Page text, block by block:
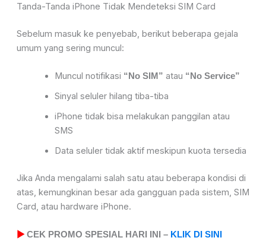
Tanda-Tanda iPhone Tidak Mendeteksi SIM Card
Sebelum masuk ke penyebab, berikut beberapa gejala
umum yang sering muncul:
Muncul notifikasi “No SIM” atau “No Service”
Sinyal seluler hilang tiba-tiba
iPhone tidak bisa melakukan panggilan atau
SMS
Data seluler tidak aktif meskipun kuota tersedia
Jika Anda mengalami salah satu atau beberapa kondisi di
atas, kemungkinan besar ada gangguan pada sistem, SIM
Card, atau hardware iPhone.
▶CEK PROMO SPESIAL HARI INI – KLIK DI SINI